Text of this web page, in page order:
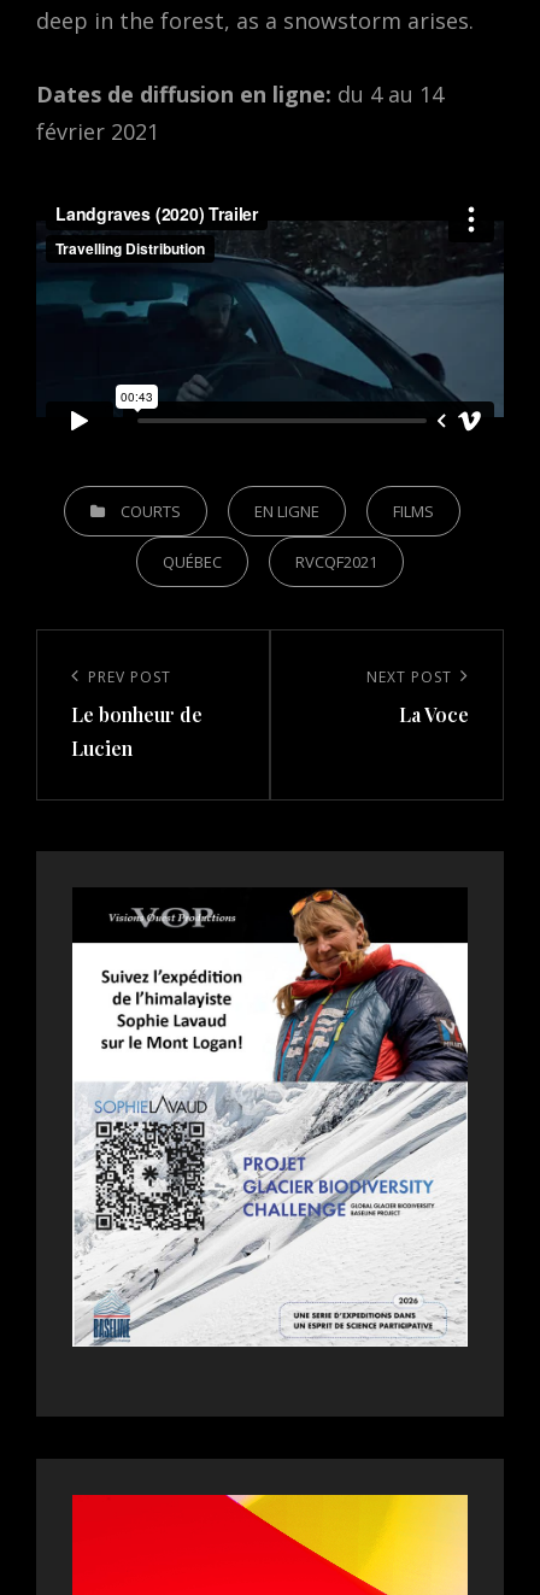
deep in the forest, as a snowstorm arises.
Dates de diffusion en ligne: du 4 au 14
février 2021
CATEGORIESCOURTS EN LIGNE FILMS
QUÉBEC RVCQF2021
navigation
Previous
Post
PREV POST
Le bonheur de
Lucien
NEXT POST
La Voce